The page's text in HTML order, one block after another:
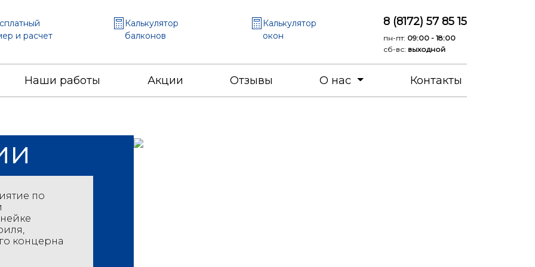
и расчет
Калькулятор
балконов
Калькулятор
окон
8 (8172) 57 85 15
пн-пт: 09:00 - 18:00
сб-вс: выходной
Наши работы Акции Отзывы О нас Контакты
по
концерна